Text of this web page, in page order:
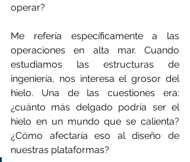
operar?
Me refería específicamente a las
operaciones en alta mar. Cuando
estudiamos las estructuras de
ingeniería, nos interesa el grosor del
hielo. Una de las cuestiones era:
¿cuánto más delgado podría ser el
hielo en un mundo que se calienta?
¿Cómo afectaría eso al diseño de
nuestras plataformas?